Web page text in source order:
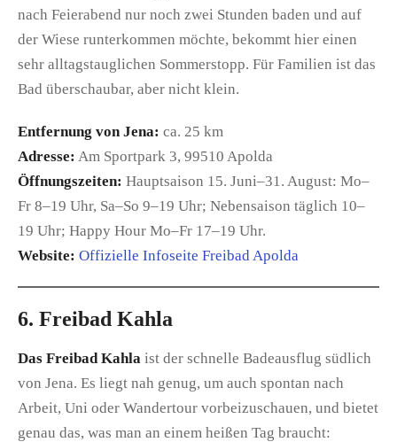
nach Feierabend nur noch zwei Stunden baden und auf
der Wiese runterkommen möchte, bekommt hier einen
sehr alltagstauglichen Sommerstopp. Für Familien ist das
Bad überschaubar, aber nicht klein.
Entfernung von Jena: ca. 25 km
Adresse: Am Sportpark 3, 99510 Apolda
Öffnungszeiten: Hauptsaison 15. Juni–31. August: Mo–
Fr 8–19 Uhr, Sa–So 9–19 Uhr; Nebensaison täglich 10–
19 Uhr; Happy Hour Mo–Fr 17–19 Uhr.
Website: Offizielle Infoseite Freibad Apolda
6. Freibad Kahla
Das Freibad Kahla ist der schnelle Badeausflug südlich
von Jena. Es liegt nah genug, um auch spontan nach
Arbeit, Uni oder Wandertour vorbeizuschauen, und bietet
genau das, was man an einem heißen Tag braucht: